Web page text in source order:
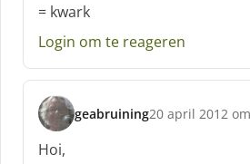
r
e
f
:
= kwark
Login om te reageren
geabruining
s
c
h
20 april 2012
Hoi,